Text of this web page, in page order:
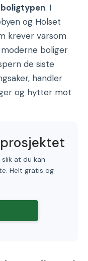
. I
og Holset
krever varsom
boliger
de siste
handler
og hytter mot
at du kan
Helt gratis og